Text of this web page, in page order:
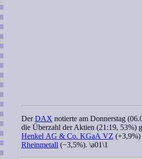
DerDAX notierte am Donnerstag
die Überzahl der Aktien (21:19, 53%)
Henkel AG & Co. KGaA VZ (+3,9%)
Rheinmetall (−3,5%). \a01\1